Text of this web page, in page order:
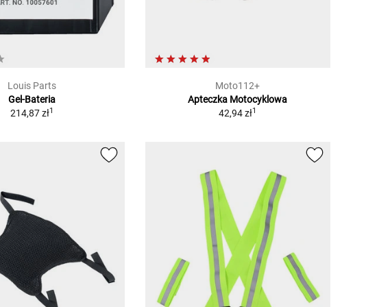
Louis Parts
Gel-Bateria
214,87 zł1
Moto112+
Apteczka Motocyklowa
42,94 zł1